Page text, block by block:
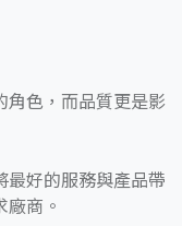
角色，而品質更是影
最好的服務與產品帶
商。